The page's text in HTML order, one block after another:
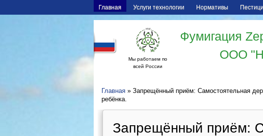
Главная Услуги технологии Нормативы
Мы работаем по
всей России
Фумигация
ООО
Главная » Запрещённый приём: Самостоятельная
ребёнка.
Запрещённый приём: